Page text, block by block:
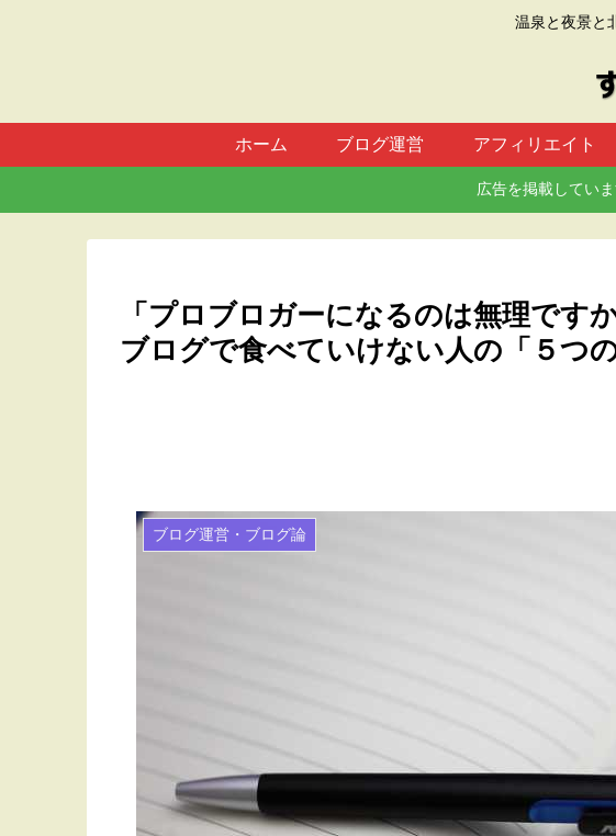
温泉と夜景と
ホーム ブログ運営 アフィリエイト
広告を掲載してい
「プロブロガーになるのは無理です
ブログで食べていけない人の「５つ
ブログ運営・ブログ論